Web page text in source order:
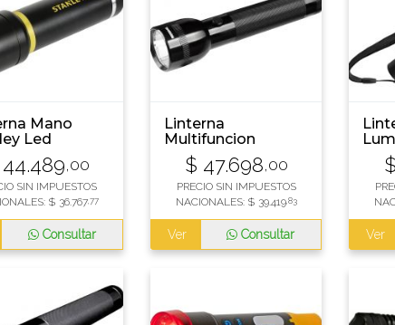
Mano
Led
340lm
44.489,00
SIN IMPUESTOS
$ 36.767,77
Consultar
Linterna
Multifuncion
Waterdog 002 150
Lumenes
$ 47.698,00
PRECIO SIN IMPUESTOS
NACIONALES: $ 39.419,83
Ver Consultar
$
Ver